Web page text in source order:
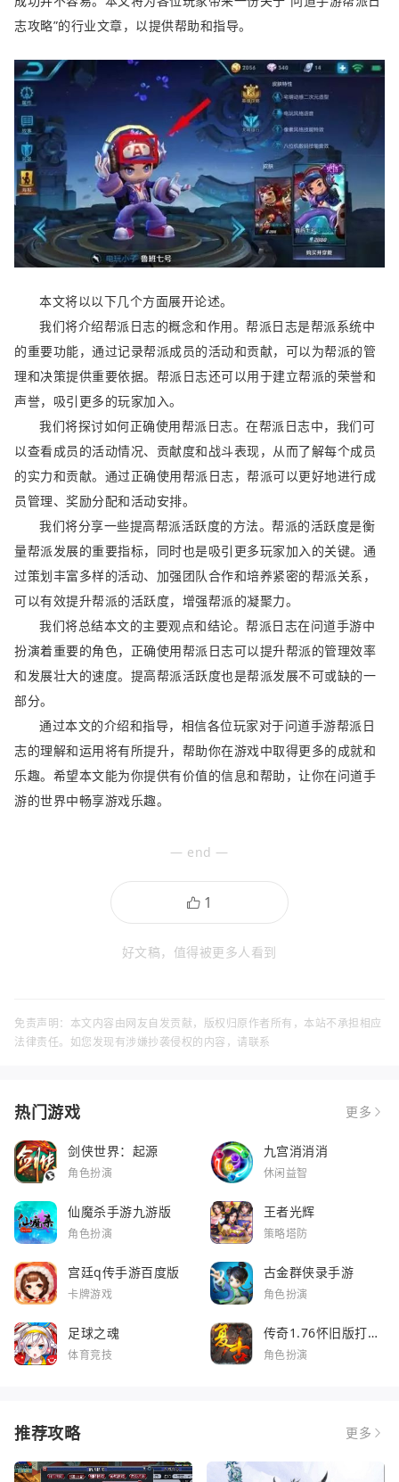
志攻略”的行业文章，以提供帮助和指导。
本文将以以下几个方面展开论述。
我们将介绍帮派日志的概念和作用。帮派日志是帮派系统中
的重要功能，通过记录帮派成员的活动和贡献，可以为帮派的管
理和决策提供重要依据。帮派日志还可以用于建立帮派的荣誉和
声誉，吸引更多的玩家加入。
我们将探讨如何正确使用帮派日志。在帮派日志中，我们可
以查看成员的活动情况、贡献度和战斗表现，从而了解每个成员
的实力和贡献。通过正确使用帮派日志，帮派可以更好地进行成
员管理、奖励分配和活动安排。
我们将分享一些提高帮派活跃度的方法。帮派的活跃度是衡
量帮派发展的重要指标，同时也是吸引更多玩家加入的关键。通
过策划丰富多样的活动、加强团队合作和培养紧密的帮派关系，
可以有效提升帮派的活跃度，增强帮派的凝聚力。
我们将总结本文的主要观点和结论。帮派日志在问道手游中
扮演着重要的角色，正确使用帮派日志可以提升帮派的管理效率
和发展壮大的速度。提高帮派活跃度也是帮派发展不可或缺的一
部分。
通过本文的介绍和指导，相信各位玩家对于问道手游帮派日
志的理解和运用将有所提升，帮助你在游戏中取得更多的成就和
乐趣。希望本文能为你提供有价值的信息和帮助，让你在问道手
游的世界中畅享游戏乐趣。
— end —
好文稿，值得被更多人看到
免责声明：本文内容由网友自发贡献，版权归原作者所有，本站不承担相应
法律责任。如您发现有涉嫌抄袭侵权的内容，请联系
热门游戏 更多
剑侠世界：起源
角色扮演
九宫消消消
休闲益智
仙魔杀手游九游版
角色扮演
王者光辉
策略塔防
宫廷q传手游百度版
卡牌游戏
古金群侠录手游
角色扮演
足球之魂
体育竞技
传奇1.76怀旧版打金
服
角色扮演
推荐攻略 更多